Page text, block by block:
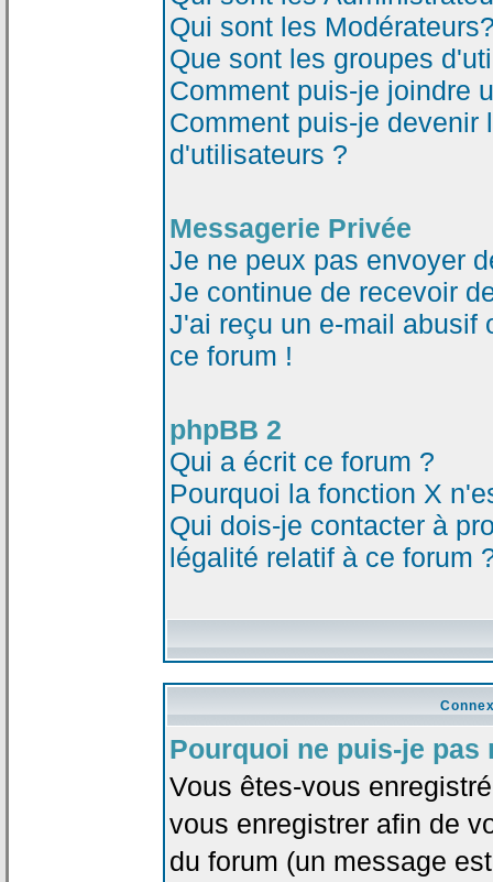
Qui sont les
Que sont les groupes
Comment puis-je joindre
Comment puis-je devenir
d'utilisateurs ?
Messagerie Privée
Je ne peux pas envoyer
Je continue de recevoir
J'ai reçu un e-mail abusif
ce forum !
phpBB 2
Qui a écrit ce forum ?
Pourquoi la fonction X
Qui dois-je contacter à
légalité relatif à ce forum
Pourquoi ne puis-je pas
Vous êtes-vous
vous enregistrer afin de
du forum (un message